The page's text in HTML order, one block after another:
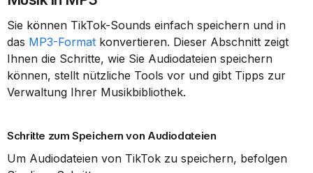
Sie können TikTok-Sounds einfach speichern und in
das MP3-Format konvertieren. Dieser Abschnitt zeigt
Ihnen die Schritte, wie Sie Audiodateien speichern
können, stellt nützliche Tools vor und gibt Tipps zur
Verwaltung Ihrer Musikbibliothek.
Schritte zum Speichern von Audiodateien
Um Audiodateien von TikTok zu speichern, befolgen